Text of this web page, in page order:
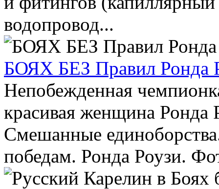
водопровод...
БОЯХ БЕЗ Правил Ронда
Непобежденная
красивая женщина Ронда
Смешанные
победам. Ронда Роузи.